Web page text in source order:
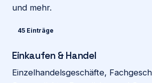
und mehr.
45 Einträge
Einkaufen & Handel
Einzelhandelsgeschäfte,